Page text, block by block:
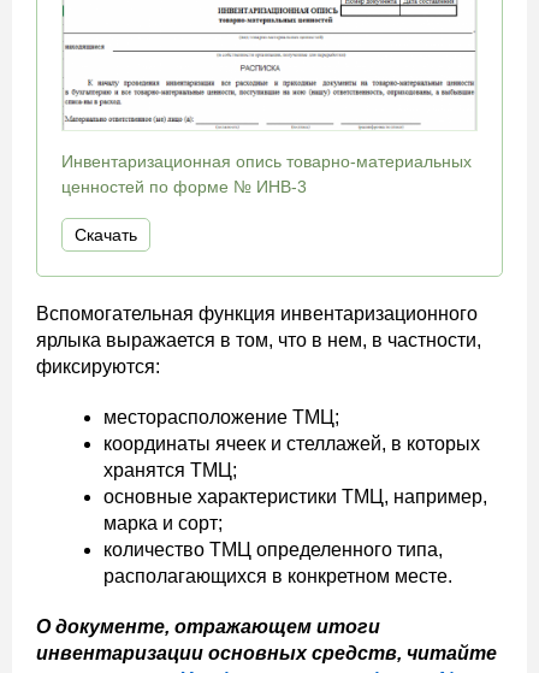
Инвентаризационная опись товарно-материальных
ценностей по форме № ИНВ-3
Скачать
Вспомогательная функция инвентаризационного
ярлыка выражается в том, что в нем, в частности,
фиксируются:
месторасположение ТМЦ;
координаты ячеек и стеллажей, в которых
хранятся ТМЦ;
основные характеристики ТМЦ, например,
марка и сорт;
количество ТМЦ определенного типа,
располагающихся в конкретном месте.
О документе, отражающем итоги
инвентаризации основных средств, читайте